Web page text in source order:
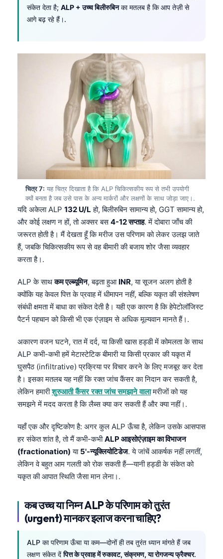
संकेत देता है; ALP + उच्च बिलीरुबिनका मतलब है कि आप तेज़ी से
आगे बढ़ रहे हैं।.
चित्र 7: यह चित्र दिखाता है कि ALP चिकित्सकीय रूप से तभी उपयोगी
क्यों बनता है जब उसे पास के अन्य मार्करों और लक्षणों के साथ जोड़ा जाए।.
यदि अकेला ALP 132 U/L हो, बिलीरुबिन सामान्य हो, GGT सामान्य हो,
और कोई लक्षण न हों, तो अक्सर बस4-12 सप्ताह. में दोबारा जाँच की
जरूरत होती है। मैं देखता हूँ कि मरीज उस परिणाम को लेकर उलझ जाते
हैं, जबकि चिकित्सकीय रूप से वह बीमारी की बजाय शोर जैसा व्यवहार
करता है।.
ALP के साथकम एल्ब्यूमिन, बढ़ता हुआ INR, या सूजन अलग होती है
क्योंकि यह केवल पित्त के प्रवाह में धीमापन नहीं, बल्कि यकृत की संश्लेषण
संबंधी क्षमता में बाधा का संकेत देती है। यही एक कारण है कि हेपेटोलॉजिस्ट
पैटर्न पहचान को किसी भी एक एंज़ाइम से अधिक मूल्यवान मानते हैं।.
अकारण वजन घटने, रात में दर्द, या किसी खास हड्डी में कोमलता के साथ
ALP कभी-कभी हमें मेटास्टेटिक बीमारी या किसी प्रकार की यकृत में
घुसपैठ (infiltrative) प्रक्रिया पर विचार करने के लिए मजबूर कर देता
है। इसका मतलब यह नहीं कि रक्त जांच कैंसर का निदान कर सकती है,
लेकिन हमारीशुरुआती कैंसर रक्त जांच समझाने वालामरीजों को यह
समझने में मदद करता है कि लैब्स क्या कर सकती हैं और क्या नहीं।.
यहाँ एक और दृष्टिकोण है: अगर कुल ALP ऊँचा है, लेकिन उसके आसपास
हर संकेत शांत है, तो मैं कभी-कभीALP आइसोएंज़ाइम का विभाजन
(fractionation) या 5'-न्यूक्लियोटिडेज. ये जांचें आकर्षक नहीं लगतीं,
लेकिन वे बहुत आम गलती को रोक सकती हैं—यानी हड्डी के संकेत को
यकृत की आपात स्थिति जैसा मान लेना।.
कब उच्च या निम्न ALP के परिणाम को तुरंत
(urgent) मानकर इलाज करना चाहिए?
ALP का परिणाम ऊँचा या कम—दोनों ही तब तुरंत ध्यान मांगते हैं जब
लक्षण संकेत देंपित्त के प्रवाह में रुकावट, संक्रमण, या रोगजन्य फ्रैक्चर.
Dansk
Bahasa Indonesia
Հայերեն
Српски језик
Svenska
Bosanski
Eesti
日本語
Čeština
ქართული
Русский
Lietuvių kalba
Polski
Shqip
বাংলা
اردو
मराठी
తెలుగు
മലയാളം
Bahasa Melayu
Tiếng Việt
ဗမာစာ
ភាសាខ្មែរ